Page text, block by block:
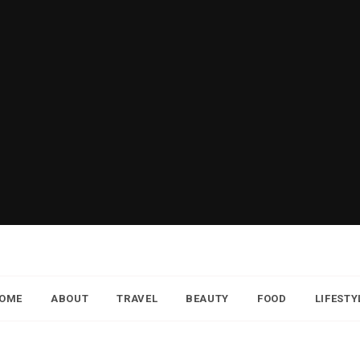
ABOUT TRAVEL BEAUTY FOOD